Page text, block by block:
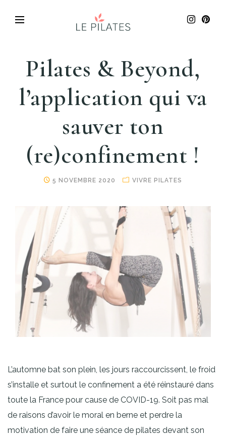
Pilates & Beyond,
l’application qui va
sauver ton
(re)confinement !
5 NOVEMBRE 2020 VIVRE PILATES
L’automne bat son plein, les jours raccourcissent, le froid
s’installe et surtout le confinement a été réinstauré dans
toute la France pour cause de COVID-19. Soit pas mal
de raisons d’avoir le moral en berne et perdre la
motivation de faire une séance de pilates devant son